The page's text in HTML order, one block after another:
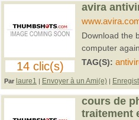
14 clic(s)
avira
Download the
computer
TAG(S):
Par laure1 | Envoyer à un Ami(e) |
cours de
traitement